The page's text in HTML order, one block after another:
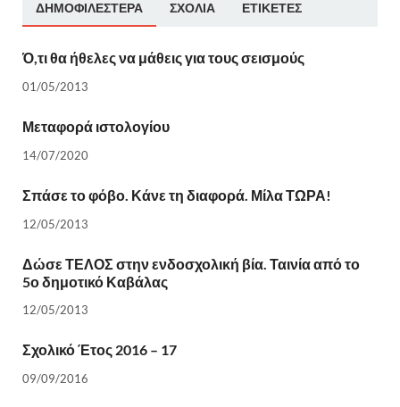
ΔΗΜΟΦΙΛΈΣΤΕΡΑ ΣΧΌΛΙΑ ΕΤΙΚΈΤΕΣ
Ό,τι θα ήθελες να μάθεις για τους σεισμούς
01/05/2013
Μεταφορά ιστολογίου
14/07/2020
Σπάσε το φόβο. Κάνε τη διαφορά. Μίλα ΤΩΡΑ!
12/05/2013
Δώσε ΤΕΛΟΣ στην ενδοσχολική βία. Ταινία από το
5ο δημοτικό Καβάλας
12/05/2013
Σχολικό Έτος 2016 – 17
09/09/2016